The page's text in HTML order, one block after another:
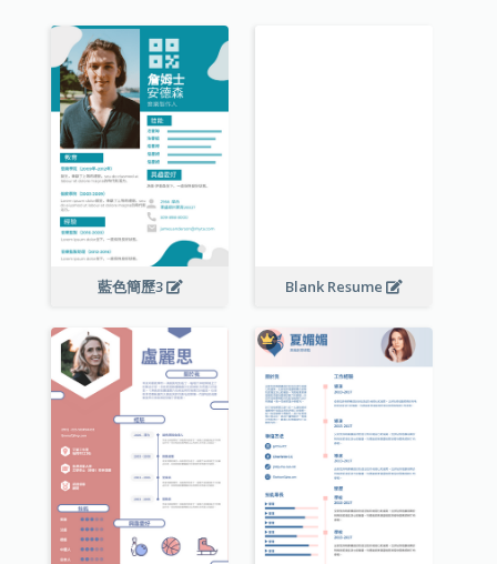
藍色簡歷3 Blank Resume